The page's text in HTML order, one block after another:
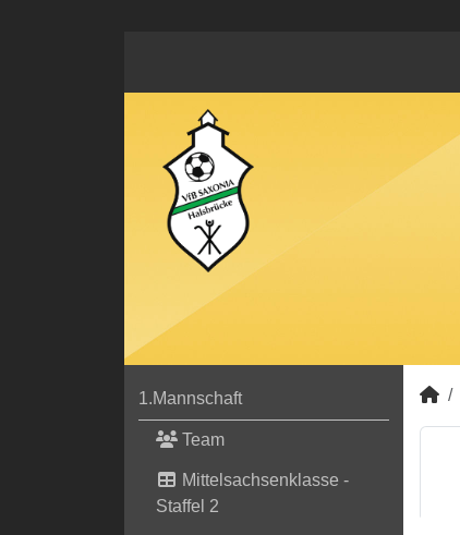
1.Mannschaft
Team
Mittelsachsenklasse -
Staffel 2